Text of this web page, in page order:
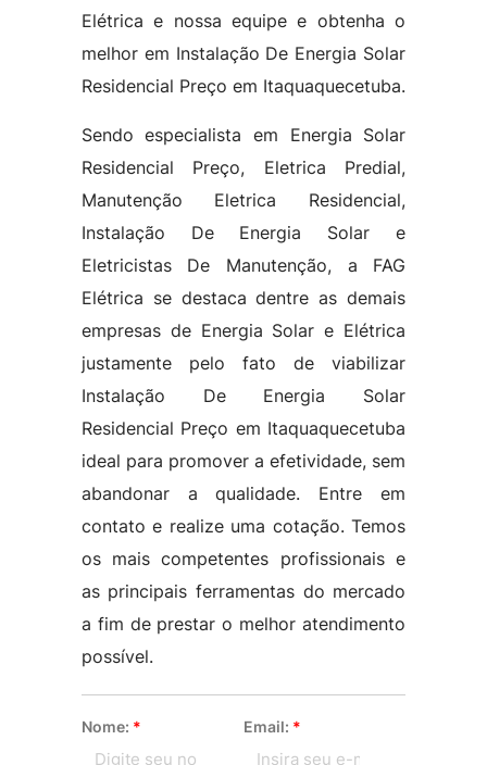
Elétrica e nossa equipe e obtenha o
melhor em Instalação De Energia Solar
Residencial Preço em Itaquaquecetuba.
Sendo especialista em Energia Solar
Residencial Preço, Eletrica Predial,
Manutenção Eletrica Residencial,
Instalação De Energia Solar e
Eletricistas De Manutenção, a FAG
Elétrica se destaca dentre as demais
empresas de Energia Solar e Elétrica
justamente pelo fato de viabilizar
Instalação De Energia Solar
Residencial Preço em Itaquaquecetuba
ideal para promover a efetividade, sem
abandonar a qualidade. Entre em
contato e realize uma cotação. Temos
os mais competentes profissionais e
as principais ferramentas do mercado
a fim de prestar o melhor atendimento
possível.
Nome: * Email: *